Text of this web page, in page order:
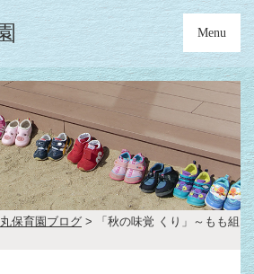
Menu
保育園ブログ >
「秋の味覚 くり」～もも組